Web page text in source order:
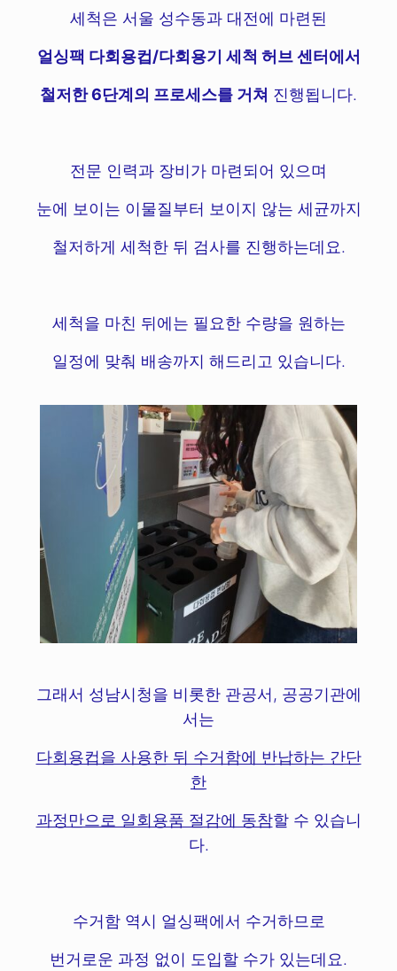
세척은 서울 성수동과 대전에 마련된
얼싱팩 다회용컵/다회용기 세척 허브 센터에서
철저한 6단계의 프로세스를 거쳐 진행됩니다.
전문 인력과 장비가 마련되어 있으며
눈에 보이는 이물질부터 보이지 않는 세균까지
철저하게 세척한 뒤 검사를 진행하는데요.
세척을 마친 뒤에는 필요한 수량을 원하는
일정에 맞춰 배송까지 해드리고 있습니다.
그래서 성남시청을 비롯한 관공서, 공공기관에
서는
다회용컵을 사용한 뒤 수거함에 반납하는 간단
한
과정만으로 일회용품 절감에 동참할 수 있습니
다.
수거함 역시 얼싱팩에서 수거하므로
번거로운 과정 없이 도입할 수가 있는데요.